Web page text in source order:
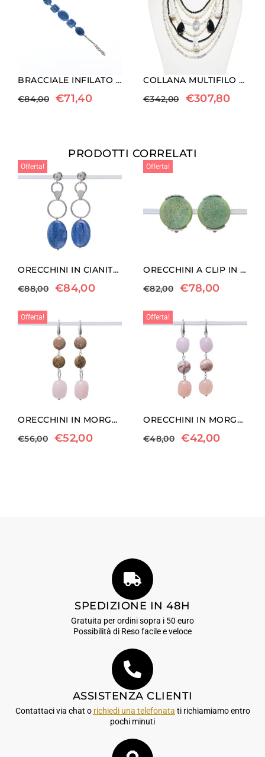
BRACCIALE INFILATO IN CIANITE ED EMATITE RODIATA
€84,00 €71,40
COLLANA MULTIFILO IN AGATA, PERLE E QUARZO GRIGIO
€342,00 €307,80
PRODOTTI CORRELATI
Offerta!
ORECCHINI IN CIANITE ED ARGENTO
€88,00 €84,00
Offerta!
ORECCHINI A CLIP IN AGATA CRISTALLIZZATA
€82,00 €78,00
Offerta!
ORECCHINI IN MORGANITE E CORALLO FOSSILE
€56,00 €52,00
Offerta!
ORECCHINI IN MORGANITE ED AGATA BOTSWANA ROSA
€48,00 €42,00
SPEDIZIONE IN 48H
Gratuita per ordini sopra i 50 euro
Possibilità di Reso facile e veloce
ASSISTENZA CLIENTI
Contattaci via chat o richiedi una telefonata ti richiamiamo entro
pochi minuti